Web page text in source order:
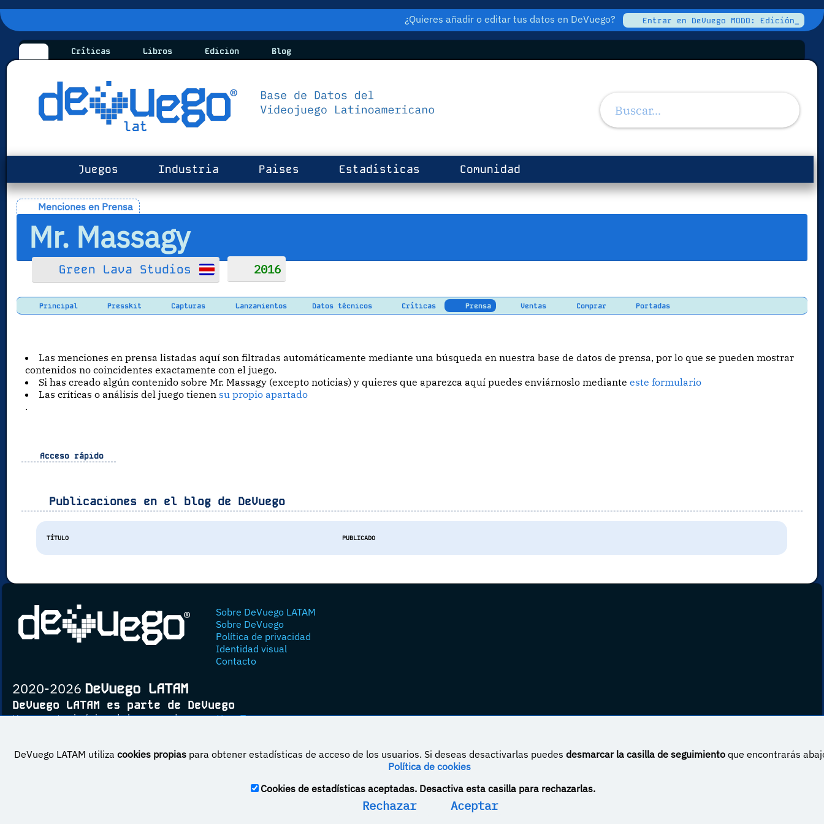
¿Quieres añadir o editar tus datos en DeVuego? Entrar en DeVuego MODO: Edición_
Críticas Libros Edición Blog
Juegos Industria Paises Estadísticas Comunidad
Menciones en Prensa
Mr. Massagy
Green Lava Studios 2016
Principal Presskit Capturas Lanzamientos Datos técnicos Críticas Prensa Ventas Comprar Portadas
Las menciones en prensa listadas aquí son filtradas automáticamente mediante una búsqueda en nuestra base de datos de prensa, por lo que se pueden mostrar
contenidos no coincidentes exactamente con el juego.
Si has creado algún contenido sobre Mr. Massagy (excepto noticias) y quieres que aparezca aquí puedes enviárnoslo medianteeste formulario
Las críticas o análisis del juego tienen su propio apartado
.
Acceso rápido
Publicaciones en el blog de DeVuego
TÍTULO PUBLICADO
Sobre DeVuego LATAM
Sobre DeVuego
Política de privacidad
Identidad visual
Contacto
2020-2026 DeVuego LATAM
DeVuego LATAM es parte de DeVuego
Un proyecto sin ánimo de lucro creado por Yova Turnes
Esta obra está bajo una licencia de Creative Commons Reconocimiento-NoComercial-CompartirIgual 4.0 Internacional
DeVuego España DeVuego LATAM DeVuego Portugal
DeVuego LATAM utiliza cookies propiaspara obtener estadísticas de acceso de los usuarios. Si deseas desactivarlas puedes desmarcar la casilla de seguimientoque encontrarás
Política de cookies
Cookies de estadísticas aceptadas. Desactiva esta casilla para rechazarlas.
Rechazar Aceptar